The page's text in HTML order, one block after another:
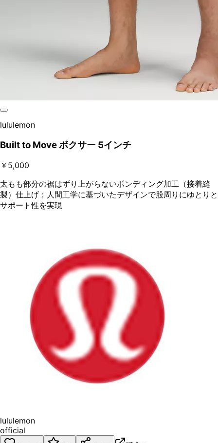
lululemon
Built to Move ボクサー 5インチ
￥5,000
太もも部分の裾はずり上がらないボンディング加工（接着縫
製）仕上げ；人間工学に基づいたデザインで股周りにゆとりと
サポート性を実現
lululemon
official